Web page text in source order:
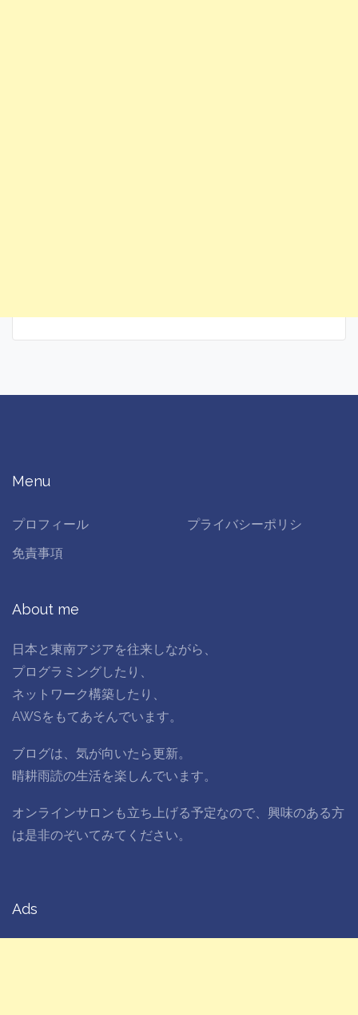
Menu
プロフィール
プライバシーポリシ
免責事項
About me
日本と東南アジアを往来しながら、
プログラミングしたり、
ネットワーク構築したり、
AWSをもてあそんでいます。
ブログは、気が向いたら更新。
晴耕雨読の生活を楽しんでいます。
オンラインサロンも立ち上げる予定なので、興味のある方
は是非のぞいてみてください。
Ads